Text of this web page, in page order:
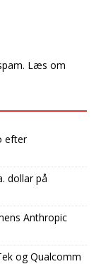
Læs om
efter
dollar på
Anthropic
og Qualcomm